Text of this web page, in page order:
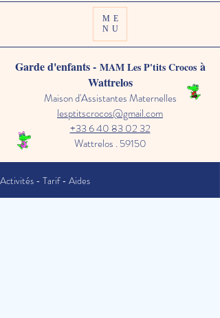
ME
NU
Garde d'enfants - MAM Les P'tits Crocos à
Wattrelos
Maison d'Assistantes Maternelles
lesptitscrocos@gmail.com
+33 6 40 83 02 32
Wattrelos . 59150
Activités - Tarif - Aides